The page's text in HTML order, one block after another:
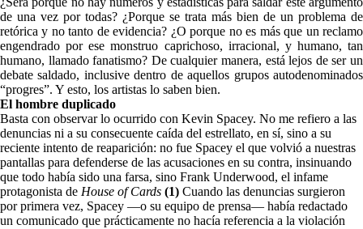
de una vez por todas? ¿Porque se trata más bien de un problema de
retórica y no tanto de evidencia? ¿O porque no es más que un reclamo
engendrado por ese monstruo caprichoso, irracional, y humano, tan
humano, llamado fanatismo? De cualquier manera, está lejos de ser un
debate saldado, inclusive dentro de aquellos grupos autodenominados
“progres”. Y esto, los artistas lo saben bien.
El hombre duplicado
Basta con observar lo ocurrido con Kevin Spacey. No me refiero a las
denuncias ni a su consecuente caída del estrellato, en sí, sino a su
reciente intento de reaparición: no fue Spacey el que volvió a nuestras
pantallas para defenderse de las acusaciones en su contra, insinuando
que todo había sido una farsa, sino Frank Underwood, el infame
protagonista de House of Cards (1) Cuando las denuncias surgieron
por primera vez, Spacey —o su equipo de prensa— había redactado
un comunicado que prácticamente no hacía referencia a la violación